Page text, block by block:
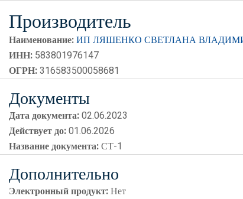
Производитель
Наименование:ИП ЛЯШЕНКО СВЕТЛАНА
ИНН: 583801976147
ОГРН:316583500058681
Документы
Дата документа:02.06.2023
Действует до:01.06.2026
Название документа:СТ-1
Дополнительно
Электронный продукт:Нет